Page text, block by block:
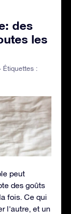
des
les
Étiquettes :
peut
des goûts
fois. Ce qui
l'autre, et un